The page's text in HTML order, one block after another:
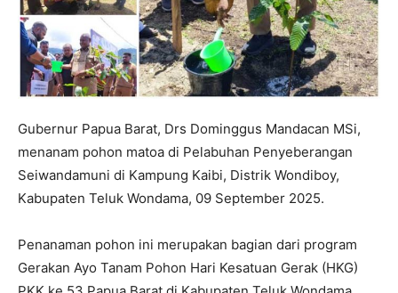
Gubernur Papua Barat, Drs Dominggus Mandacan MSi,
menanam pohon matoa di Pelabuhan Penyeberangan
Seiwandamuni di Kampung Kaibi, Distrik Wondiboy,
Kabupaten Teluk Wondama, 09 September 2025.
Penanaman pohon ini merupakan bagian dari program
Gerakan Ayo Tanam Pohon Hari Kesatuan Gerak (HKG)